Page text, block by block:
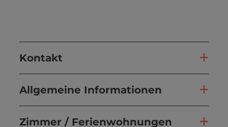
Kontakt
Allgemeine Informationen
Zimmer / Ferienwohnungen